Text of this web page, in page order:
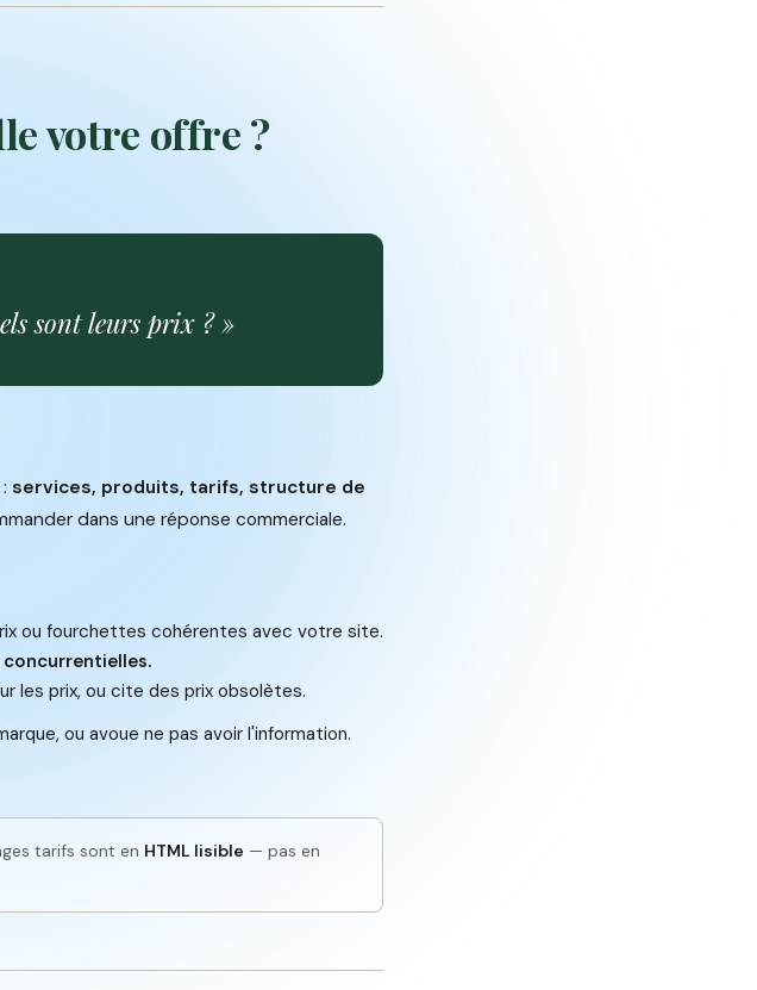
votre offre ?
sont leurs prix ? »
services, produits, tarifs, structure de
dans une réponse commerciale.
ou fourchettes cohérentes avec votre site.
les prix, ou cite des prix obsolètes.
ou avoue ne pas avoir l'information.
tarifs sont en HTML lisible — pas en